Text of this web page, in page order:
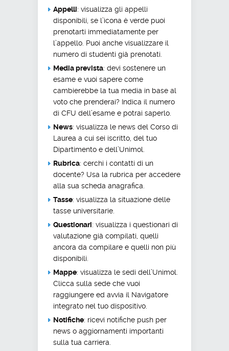
Appelli: visualizza gli appelli
disponibili, se l’icona è verde puoi
prenotarti immediatamente per
l’appello. Puoi anche visualizzare il
numero di studenti già prenotati.
Media prevista: devi sostenere un
esame e vuoi sapere come
cambierebbe la tua media in base al
voto che prenderai? Indica il numero
di CFU dell’esame e potrai saperlo.
News: visualizza le news del Corso di
Laurea a cui sei iscritto, del tuo
Dipartimento e dell’Unimol.
Rubrica: cerchi i contatti di un
docente? Usa la rubrica per accedere
alla sua scheda anagrafica.
Tasse: visualizza la situazione delle
tasse universitarie.
Questionari: visualizza i questionari di
valutazione già compilati, quelli
ancora da compilare e quelli non più
disponibili.
Mappe: visualizza le sedi dell’Unimol.
Clicca sulla sede che vuoi
raggiungere ed avvia il Navigatore
integrato nel tuo dispositivo.
Notifiche: ricevi notifiche push per
news o aggiornamenti importanti
sulla tua carriera.